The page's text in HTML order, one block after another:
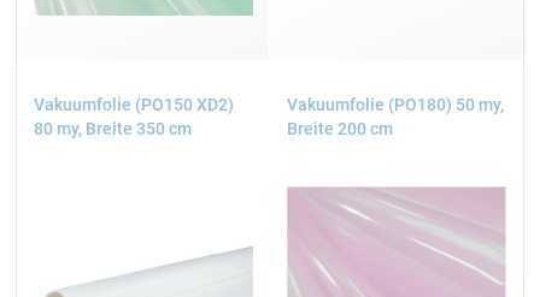
Vakuumfolie (PO150 XD2)
80 my, Breite 350 cm
Vakuumfolie (PO180) 50 my,
Breite 200 cm